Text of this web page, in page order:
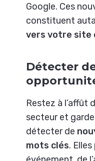
Google. Ces
constituent
vers votre site
Détecter
Restez à l’affût
secteur et
détecter de
mots clés.